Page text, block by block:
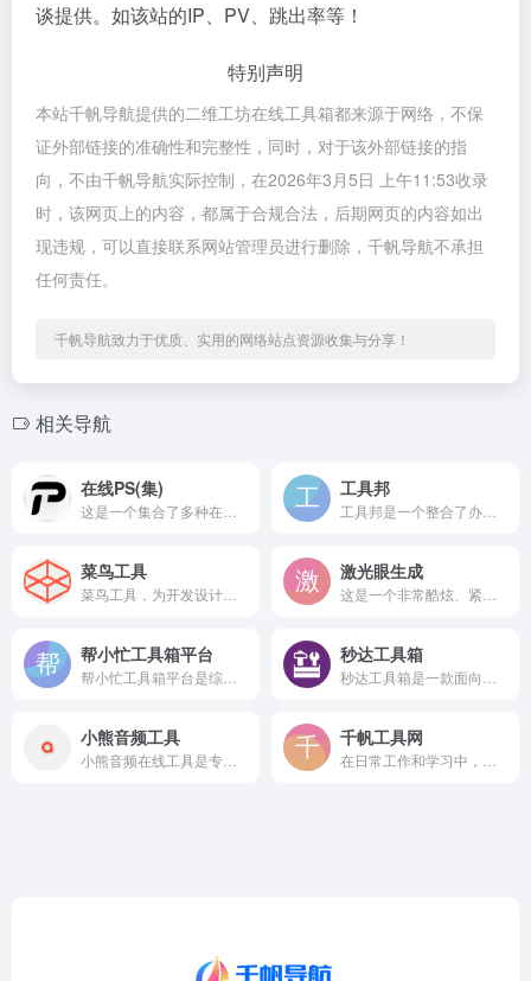
谈提供。如该站的IP、PV、跳出率等！
特别声明
本站千帆导航提供的二维工坊在线工具箱都来源于网络，不保
证外部链接的准确性和完整性，同时，对于该外部链接的指
向，不由千帆导航实际控制，在2026年3月5日 上午11:53收录
时，该网页上的内容，都属于合规合法，后期网页的内容如出
现违规，可以直接联系网站管理员进行删除，千帆导航不承担
任何责任。
千帆导航致力于优质、实用的网络站点资源收集与分享！
相关导航
在线PS(集) 工具邦
菜鸟工具 激光眼生成
帮小忙工具箱平台 秒达工具箱
小熊音频工具 千帆工具网